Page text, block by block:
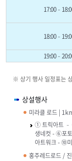
※ 상기 행사 일정표는
상설행사
미라클 로드 |
① 트릭아트 –
생네컷 - ⑥포
아트워크 - ⑩
홍주레드로드 /